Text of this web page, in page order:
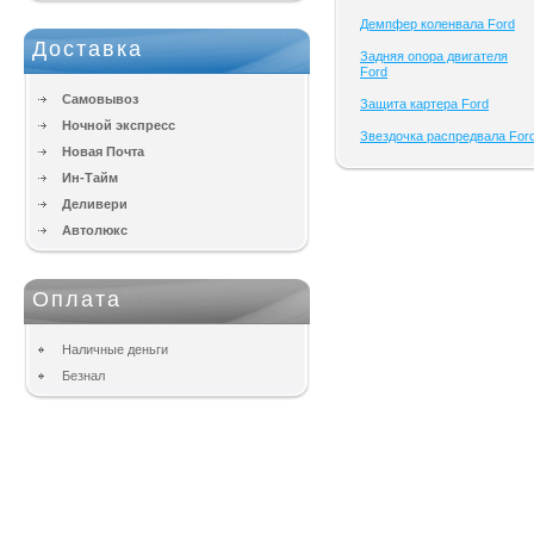
Доставка
Самовывоз
Ночной экспресс
Новая Почта
Ин-Тайм
Деливери
Автолюкс
Оплата
Наличные деньги
Безнал
Демпфер коленвала Ford
Задняя опора двигателя
Ford
Защита картера Ford
Звездочка распредвала